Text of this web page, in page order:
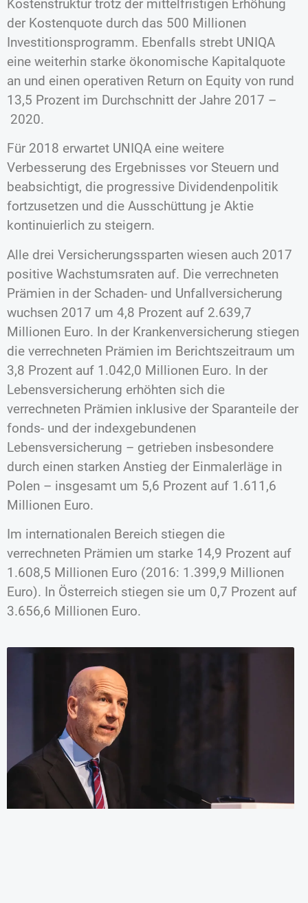
Kostenstruktur trotz der mittelfristigen Erhöhung
der Kostenquote durch das 500 Millionen
Investitionsprogramm. Ebenfalls strebt UNIQA
eine weiterhin starke ökonomische Kapitalquote
an und einen operativen Return on Equity von rund
13,5 Prozent im Durchschnitt der Jahre 2017 –
2020.
Für 2018 erwartet UNIQA eine weitere
Verbesserung des Ergebnisses vor Steuern und
beabsichtigt, die progressive Dividendenpolitik
fortzusetzen und die Ausschüttung je Aktie
kontinuierlich zu steigern.
Alle drei Versicherungssparten wiesen auch 2017
positive Wachstumsraten auf. Die verrechneten
Prämien in der Schaden- und Unfallversicherung
wuchsen 2017 um 4,8 Prozent auf 2.639,7
Millionen Euro. In der Krankenversicherung stiegen
die verrechneten Prämien im Berichtszeitraum um
3,8 Prozent auf 1.042,0 Millionen Euro. In der
Lebensversicherung erhöhten sich die
verrechneten Prämien inklusive der Sparanteile der
fonds- und der indexgebundenen
Lebensversicherung – getrieben insbesondere
durch einen starken Anstieg der Einmalerläge in
Polen – insgesamt um 5,6 Prozent auf 1.611,6
Millionen Euro.
Im internationalen Bereich stiegen die
verrechneten Prämien um starke 14,9 Prozent auf
1.608,5 Millionen Euro (2016: 1.399,9 Millionen
Euro). In Österreich stiegen sie um 0,7 Prozent auf
3.656,6 Millionen Euro.